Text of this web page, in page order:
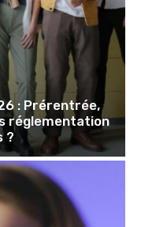
: Prérentrée,
réglementation
?